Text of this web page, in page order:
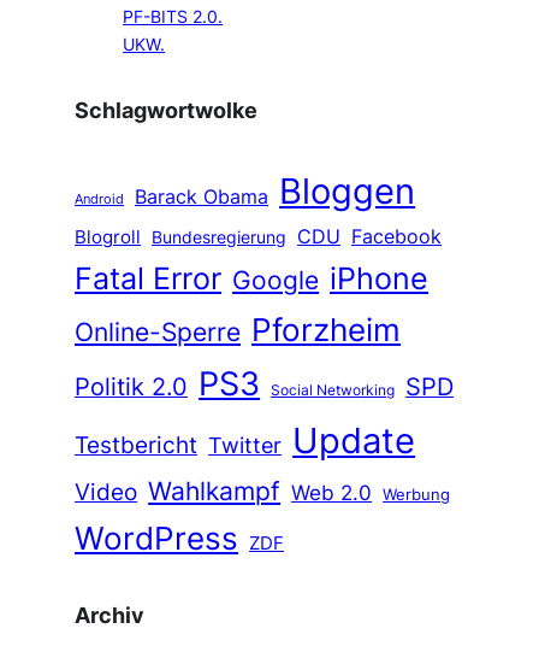
PF-BITS 2.0.
UKW.
Schlagwortwolke
Android Barack Obama Bloggen
Blogroll Bundesregierung CDU Facebook
Fatal Error Google iPhone
Online-Sperre Pforzheim
Politik 2.0 PS3 Social Networking
SPD
Testbericht Twitter Update
Video Wahlkampf Web 2.0 Werbung
WordPress ZDF
Archiv